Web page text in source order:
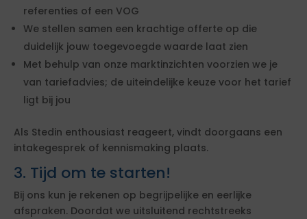
referenties of een VOG
We stellen samen een krachtige offerte op die
duidelijk jouw toegevoegde waarde laat zien
Met behulp van onze marktinzichten voorzien we je
van tariefadvies; de uiteindelijke keuze voor het tarief
ligt bij jou
Als Stedin enthousiast reageert, vindt doorgaans een
intakegesprek of kennismaking plaats.
3. Tijd om te starten!
Bij ons kun je rekenen op begrijpelijke en eerlijke
afspraken. Doordat we uitsluitend rechtstreeks